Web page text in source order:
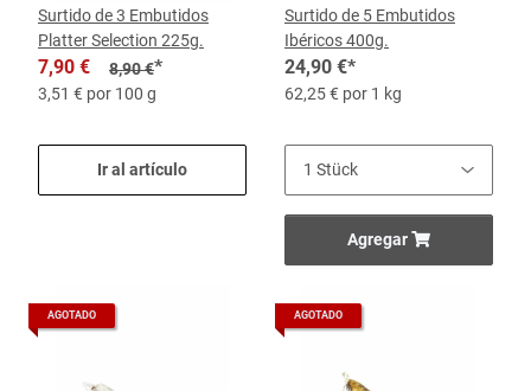
Surtido de 3 Embutidos
Platter Selection 225g.
7,90 € 8,90 €*
3,51 € por 100 g
Ir al artículo
Surtido de 5 Embutidos
Ibéricos 400g.
24,90 €*
62,25 € por 1 kg
Agregar
AGOTADO AGOTADO